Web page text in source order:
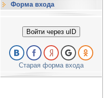
Форма входа
Войти через uID
Старая форма входа